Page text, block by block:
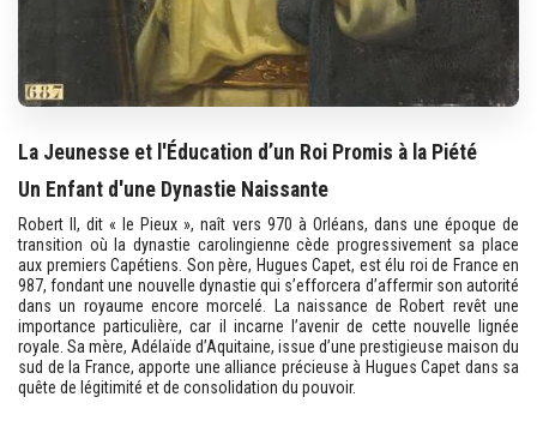
La Jeunesse et l'Éducation d’un Roi Promis à la Piété
Un Enfant d'une Dynastie Naissante
Robert II, dit « le Pieux », naît vers 970 à Orléans, dans une époque de
transition où la dynastie carolingienne cède progressivement sa place
aux premiers Capétiens. Son père, Hugues Capet, est élu roi de France en
987, fondant une nouvelle dynastie qui s’efforcera d’affermir son autorité
dans un royaume encore morcelé. La naissance de Robert revêt une
importance particulière, car il incarne l’avenir de cette nouvelle lignée
royale. Sa mère, Adélaïde d’Aquitaine, issue d’une prestigieuse maison du
sud de la France, apporte une alliance précieuse à Hugues Capet dans sa
quête de légitimité et de consolidation du pouvoir.